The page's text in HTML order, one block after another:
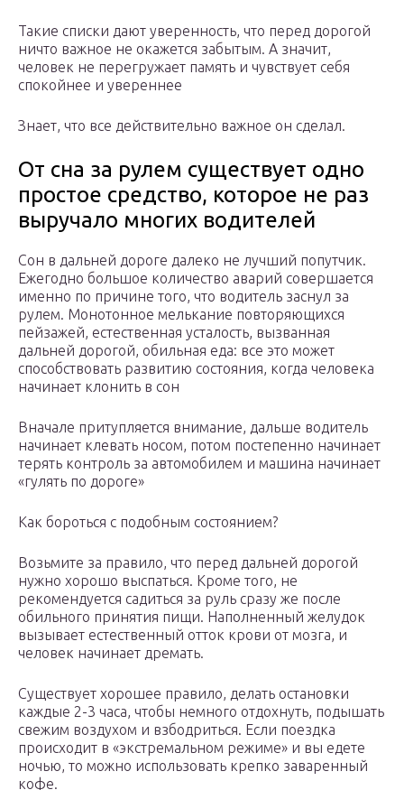
Такие списки дают уверенность, что перед дорогой
ничто важное не окажется забытым. А значит,
человек не перегружает память и чувствует себя
спокойнее и увереннее
Знает, что все действительно важное он сделал.
От сна за рулем существует одно
простое средство, которое не раз
выручало многих водителей
Сон в дальней дороге далеко не лучший попутчик.
Ежегодно большое количество аварий совершается
именно по причине того, что водитель заснул за
рулем. Монотонное мелькание повторяющихся
пейзажей, естественная усталость, вызванная
дальней дорогой, обильная еда: все это может
способствовать развитию состояния, когда человека
начинает клонить в сон
Вначале притупляется внимание, дальше водитель
начинает клевать носом, потом постепенно начинает
терять контроль за автомобилем и машина начинает
«гулять по дороге»
Как бороться с подобным состоянием?
Возьмите за правило, что перед дальней дорогой
нужно хорошо выспаться. Кроме того, не
рекомендуется садиться за руль сразу же после
обильного принятия пищи. Наполненный желудок
вызывает естественный отток крови от мозга, и
человек начинает дремать.
Существует хорошее правило, делать остановки
каждые 2-3 часа, чтобы немного отдохнуть, подышать
свежим воздухом и взбодриться. Если поездка
происходит в «экстремальном режиме» и вы едете
ночью, то можно использовать крепко заваренный
кофе.